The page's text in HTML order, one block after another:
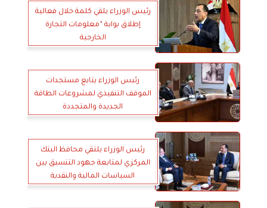
رئيس الوزراء يلقي كلمة خلال فعالية
إطلاق بوابة ”معلومات التجارة
الخارجية
رئيس الوزراء يتابع مستجدات
الموقف التنفيذي لمشروعات الطاقة
الجديدة والمتجددة
رئيس الوزراء يلتقي محافظ البنك
المركزي لمتابعة جهود التنسيق بين
السياسات المالية والنقدية